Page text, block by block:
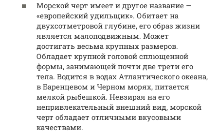
Морской черт имеет и другое название —
«европейский удильщик». Обитает на
двухсотметровой глубине, его образ жизни
является малоподвижным. Может
достигать весьма крупных размеров.
Обладает крупной головой сплющенной
формы, занимающей почти две трети его
тела. Водится в водах Атлантического океана,
в Баренцевом и Черном морях, питается
мелкой рыбешкой. Невзирая на его
непривлекательный внешний вид, морской
черт обладает отличными вкусовыми
качествами.